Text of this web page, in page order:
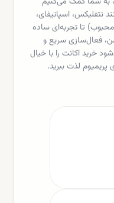
نتفلیکس، اسپاتیفای،
محبوب) تا تجربه‌ای ساده
فعال‌سازی سریع و
خرید اکانت را با خیال
لذت ببرید.